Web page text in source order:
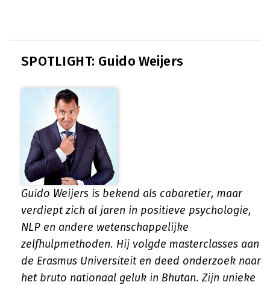
SPOTLIGHT: Guido Weijers
Guido Weijers is bekend als cabaretier, maar
verdiept zich al jaren in positieve psychologie,
NLP en andere wetenschappelijke
zelfhulpmethoden. Hij volgde masterclasses aan
de Erasmus Universiteit en deed onderzoek naar
het bruto nationaal geluk in Bhutan. Zijn unieke